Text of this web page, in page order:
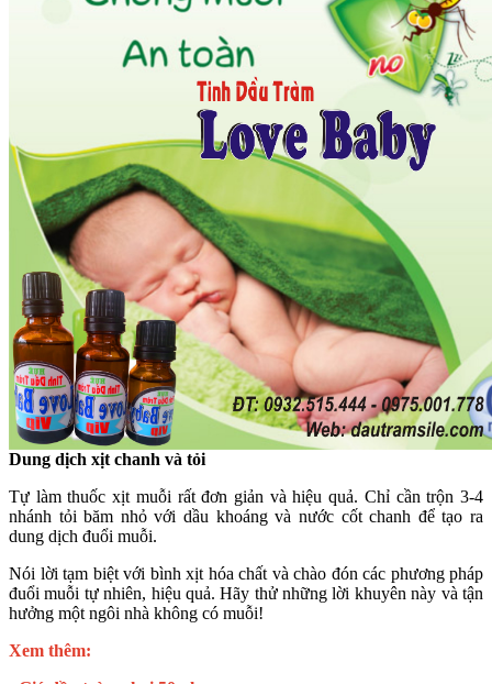
Dung dịch xịt chanh và tỏi
Tự làm thuốc xịt muỗi rất đơn giản và hiệu quả. Chỉ cần trộn 3-4
nhánh tỏi băm nhỏ với dầu khoáng và nước cốt chanh để tạo ra
dung dịch đuổi muỗi.
Nói lời tạm biệt với bình xịt hóa chất và chào đón các phương pháp
đuổi muỗi tự nhiên, hiệu quả. Hãy thử những lời khuyên này và tận
hưởng một ngôi nhà không có muỗi!
Xem thêm: